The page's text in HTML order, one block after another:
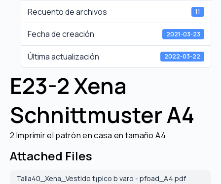
Recuento de archivos 11
Fecha de creación 2021-03-23
Última actualización 2022-03-22
E23-2 Xena
Schnittmuster A4
2 Imprimir el patrón en casa en tamaño A4
Attached Files
Talla40_Xena_Vestido t¡pico b varo - pfoad_A4.pdf